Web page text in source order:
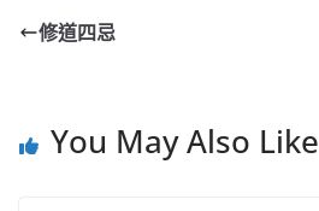
修道四忌
You May Also Like